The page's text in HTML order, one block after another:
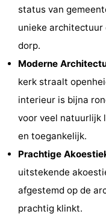
Bosch
Zee
Vlijt
Hoeve
Holland
-
Land
en
Strandhuys
Strandplevier
breakfasts)
Campings
status van
unieke
dorp.
Moderne
kerk straalt
interieur is bijna
voor veel natuurlijk
en toegankelijk.
Prachtige
uitstekende
afgestemd op de
prachtig klinkt.